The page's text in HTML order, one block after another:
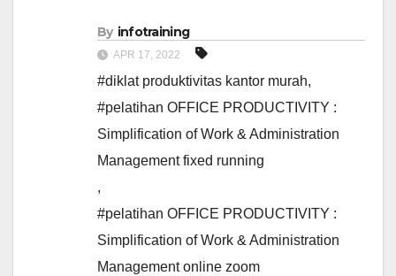
By infotraining
APR 17, 2022
#diklat produktivitas kantor murah,
#pelatihan OFFICE PRODUCTIVITY :
Simplification of Work & Administration
Management fixed running
,
#pelatihan OFFICE PRODUCTIVITY :
Simplification of Work & Administration
Management online zoom